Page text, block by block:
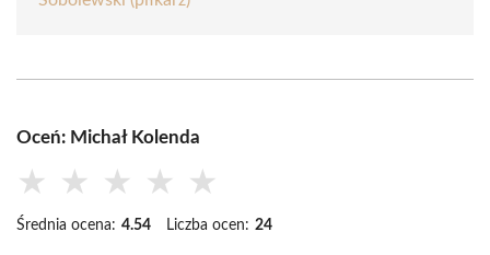
Oceń: Michał Kolenda
★ ★ ★ ★ ★
Średnia ocena: 4.54 Liczba ocen: 24